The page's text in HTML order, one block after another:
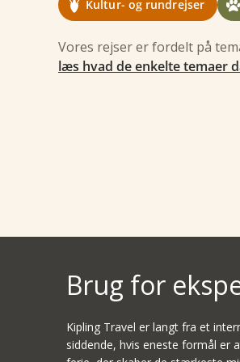
Kultur- og rundrejser
Vores rejser er fordelt på
læs hvad de enkelte temaer
Tanzania safari og
15 dage fra 23.998,-
Tanzania lodge
safari og Zanzibar
Brug for
Kipling Travel er langt fra et
siddende, hvis eneste formål er